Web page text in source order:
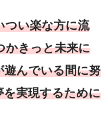
つい楽な方に流
かきっと未来に
んでいる間に努
実現するために